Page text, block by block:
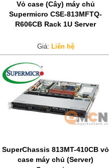
Vỏ case (Cây) máy chủ
Supermicro CSE-813MFTQ-
R606CB Rack 1U Server
Giá: Liên hệ
SuperChassis 813MT-410CB vỏ
case máy chủ (Server)